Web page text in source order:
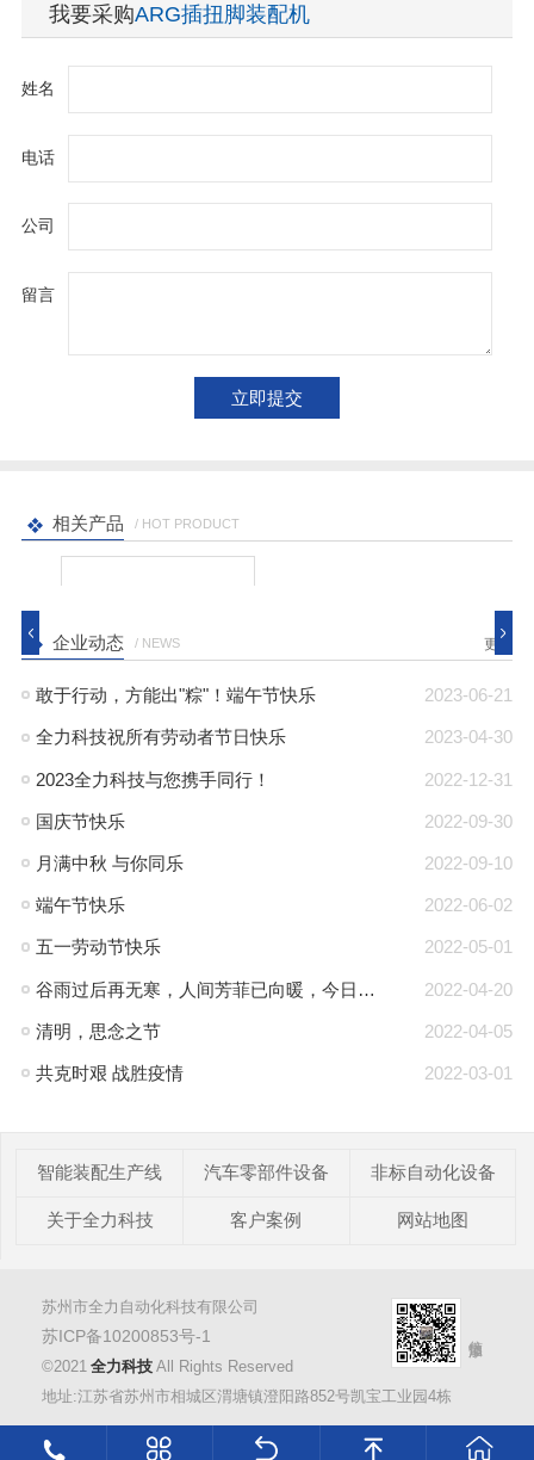
我要采购ARG插扭脚装配机
姓名
电话
公司
留言
相关产品 / HOT PRODUCT
企业动态 / NEWS 更多
2023-06-21
敢于行动，方能出"粽"！端午节快乐
2023-04-30
全力科技祝所有劳动者节日快乐
2022-12-31
2023全力科技与您携手同行！
2022-09-30
国庆节快乐
2022-09-10
月满中秋 与你同乐
2022-06-02
端午节快乐
2022-05-01
五一劳动节快乐
2022-04-20
谷雨过后再无寒，人间芳菲已向暖，今日谷雨
2022-04-05
清明，思念之节
2022-03-01
共克时艰 战胜疫情
智能装配生产线 汽车零部件设备 非标自动化设备
关于全力科技 客户案例 网站地图
苏州市全力自动化科技有限公司
苏ICP备10200853号-1
©2021 全力科技 All Rights Reserved
地址:江苏省苏州市相城区渭塘镇澄阳路852号凯宝工业园4栋